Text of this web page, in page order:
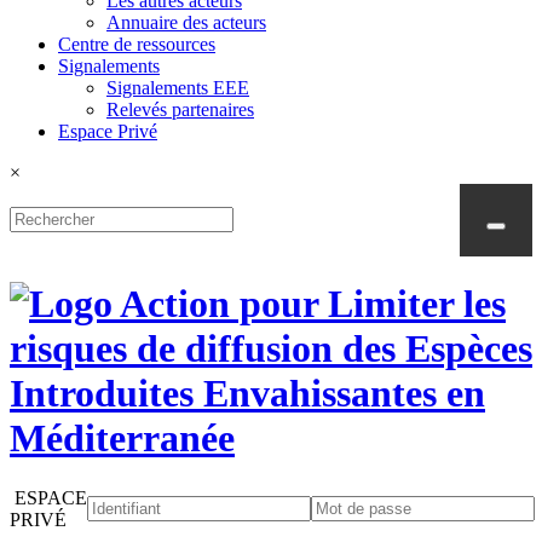
Annuaire des acteurs
Centre de ressources
Signalements
Signalements EEE
Relevés partenaires
Espace Privé
×
ESPACE
PRIVÉ